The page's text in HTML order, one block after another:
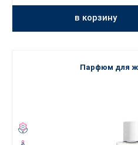
в корзину
Парфюм для